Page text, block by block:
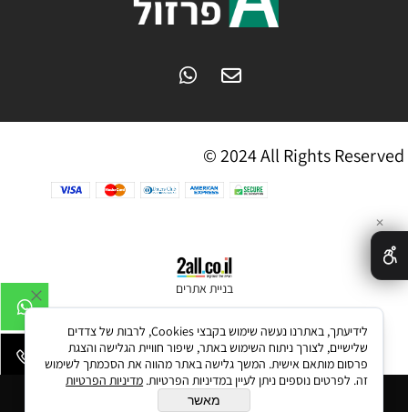
הוסף לסל
© 2024 All Rights Reserved
בניית אתרים
✕
לידיעתך, באתרנו נעשה שימוש בקבצי Cookies, לרבות של צדדים
שלישיים, לצורך ניתוח השימוש באתר, שיפור חוויית הגלישה והצגת
פרסום מותאם אישית. המשך גלישה באתר מהווה את הסכמתך לשימוש
זה. לפרטים נוספים ניתן לעיין במדיניות הפרטיות. מדיניות הפרטיות
מאשר